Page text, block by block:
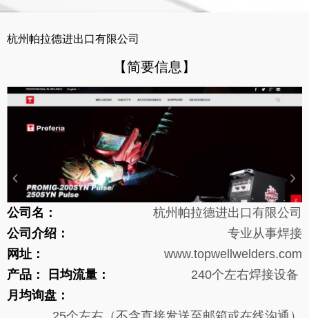
杭州帕拉德进出口有限公司
【简要信息】
公司名：
杭州帕拉德进出口有限公司
公司介绍：
专业从事焊接
网址：
www.topwellwelders.com
产品：
焊接设备
日均流量：
240个左右
月均询盘：